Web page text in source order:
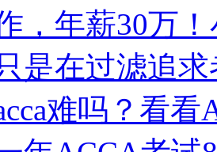
，年薪30万
是在过滤追求
难吗？看看